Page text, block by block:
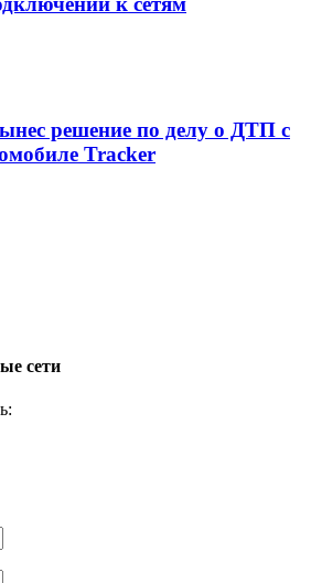
решение по делу о ДТП с
Tracker
сети